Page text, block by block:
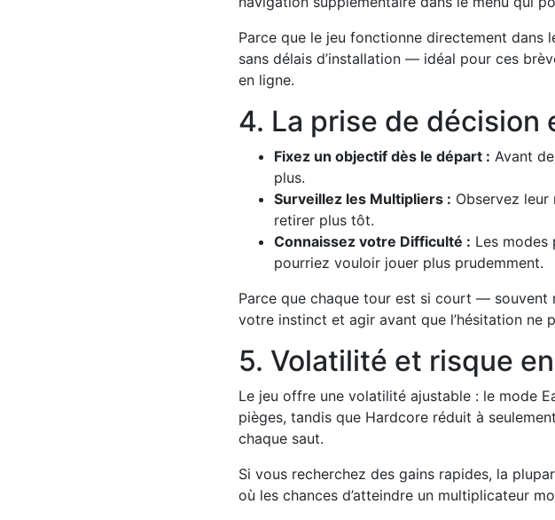
Parce que le jeu fonctionne directement dans
sans délais d’installation — idéal pour ces
en ligne.
4. La prise de décision
Fixez un objectif dès le départ : Avant
plus.
Surveillez les Multipliers : Observez leur
retirer plus tôt.
Connaissez votre Difficulté : Les modes
pourriez vouloir jouer plus prudemment.
Parce que chaque tour est si court —
votre instinct et agir avant que l’hésitation ne
5. Volatilité et risque
Le jeu offre une volatilité ajustable : le mode
pièges, tandis que Hardcore réduit à
chaque saut.
Si vous recherchez des gains rapides, la
où les chances d’atteindre un multiplicateur